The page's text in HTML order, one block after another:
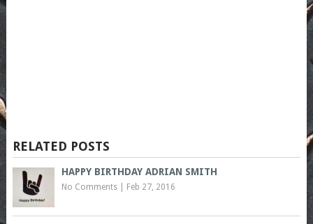
RELATED POSTS
HAPPY BIRTHDAY ADRIAN SMITH
No Comments| Feb 27, 2016